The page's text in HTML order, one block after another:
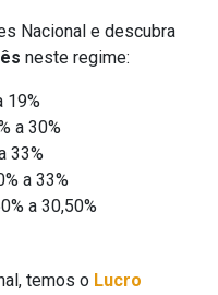
Nacional e descubra
neste regime:
19%
a 30%
33%
a 33%
a 30,50%
temos o Lucro